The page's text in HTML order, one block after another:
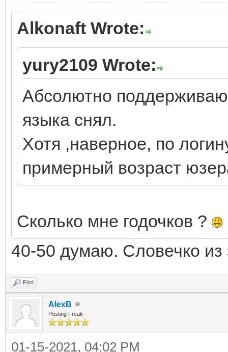
Alkonaft Wrote:
yury2109 Wrote:
Абсолютно
языка снял.
Хотя ,наверное, по
примерный возраст
Сколько мне годочков ?
40-50 думаю. Словечко из
Find
AlexB
Posting Freak
01-15-2021, 04:02 PM